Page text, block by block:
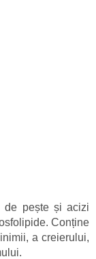
de pește și acizi
Conține
a creierului,